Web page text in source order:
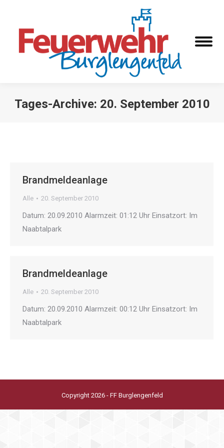
Tages-Archive: 20. September 2010
Brandmeldeanlage
Alle 20. September 2010
Datum: 20.09.2010 Alarmzeit: 01:12 Uhr Einsatzort: Im
Naabtalpark
Brandmeldeanlage
Alle 20. September 2010
Datum: 20.09.2010 Alarmzeit: 00:12 Uhr Einsatzort: Im
Naabtalpark
Copyright 2026 - FF Burglengenfeld